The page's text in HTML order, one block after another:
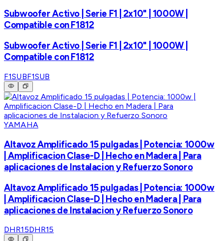
Subwoofer Activo | Serie F1 | 2x10" | 1000W |
Compatible con F1812
Subwoofer Activo | Serie F1 | 2x10" | 1000W |
Compatible con F1812
F1SUBF1SUB
YAMAHA
Altavoz Amplificado 15 pulgadas | Potencia: 1000w
| Amplificacion Clase-D | Hecho en Madera | Para
aplicaciones de Instalacion y Refuerzo Sonoro
Altavoz Amplificado 15 pulgadas | Potencia: 1000w
| Amplificacion Clase-D | Hecho en Madera | Para
aplicaciones de Instalacion y Refuerzo Sonoro
DHR15DHR15